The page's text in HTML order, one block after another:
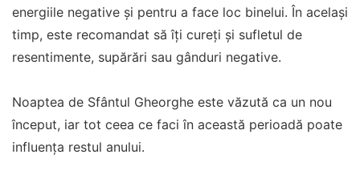
energiile negative și pentru a face loc binelui. În același
timp, este recomandat să îți cureți și sufletul de
resentimente, supărări sau gânduri negative.
Noaptea de Sfântul Gheorghe este văzută ca un nou
început, iar tot ceea ce faci în această perioadă poate
influența restul anului.